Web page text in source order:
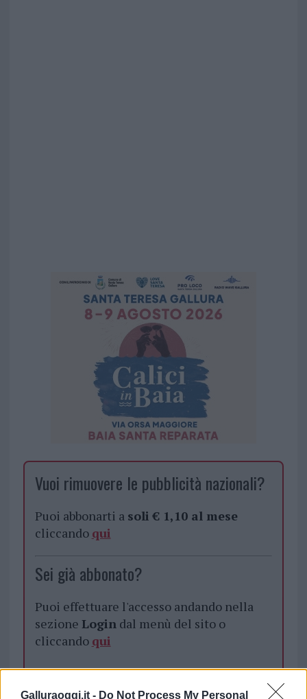
Galluraoggi.it - Do Not Process My Personal
Vuoi rimuovere le pubblicità nazionali?
Puoi abbonarti a soli € 1,10 al mese
cliccando qui
Sei già abbonato?
Puoi effettuare l'accesso andando nella
sezione Logindal menù del sito o
cliccando qui
TEMI:
Liceo Scientifico Mossa Olbia